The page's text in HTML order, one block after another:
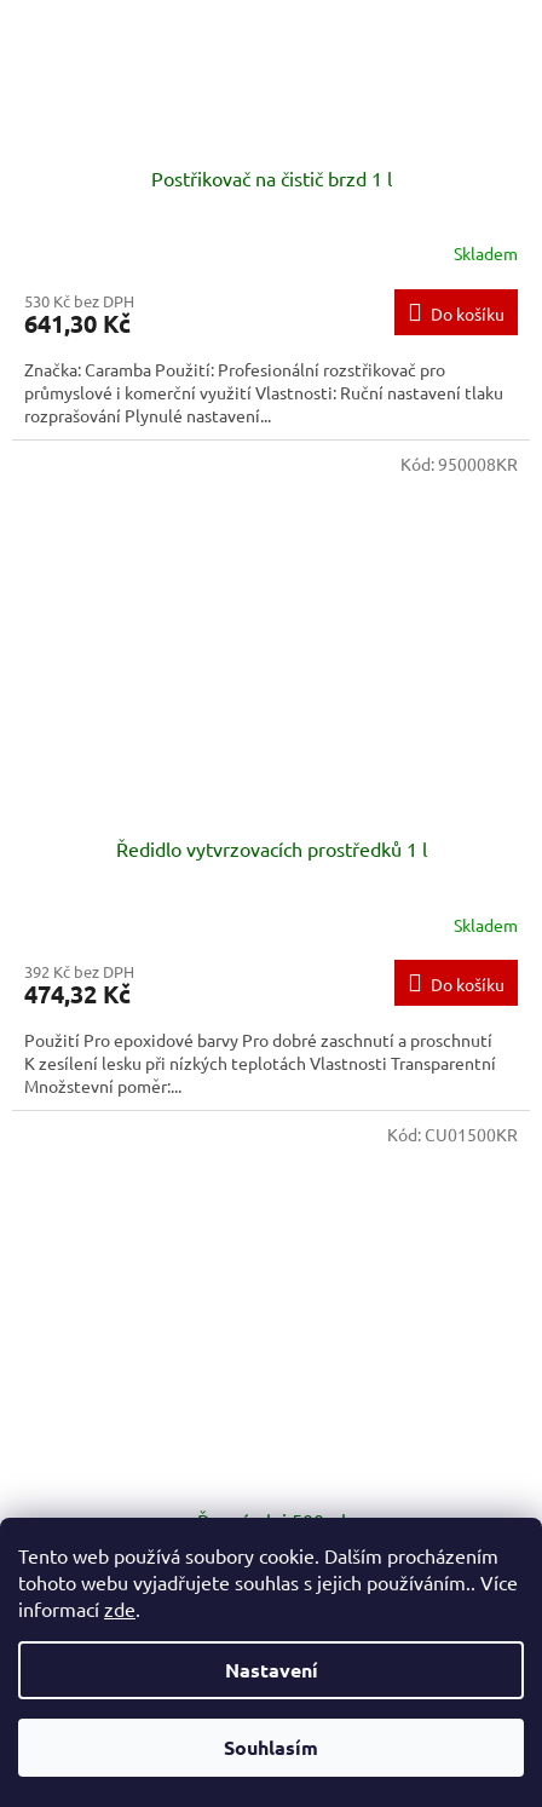
Tento web používá soubory cookie. Dalším procházením
tohoto webu vyjadřujete souhlas s jejich používáním.. Více
informací zde.
Nastavení
Souhlasím
Vážení zákazníci, v případě, že hledáte konkrétní zboží a my jej
nemáme v našem e-shopu, neváhejte nás kontaktovat a my Vám
Postřikovač na čistič brzd 1 l
Skladem
530 Kč bez DPH
641,30 Kč Do košíku
Značka: Caramba Použití: Profesionální rozstřikovač pro
průmyslové i komerční využití Vlastnosti: Ruční nastavení tlaku
rozprašování Plynulé nastavení...
Ředidlo vytvrzovacích prostředků 1 l
Skladem
392 Kč bez DPH
474,32 Kč Do košíku
Použití Pro epoxidové barvy Pro dobré zaschnutí a proschnutí
K zesílení lesku při nízkých teplotách Vlastnosti Transparentní
Množstevní poměr:...
Kód:950008KR
Řezný olej 500ml
Skladem
137,19 Kč bez DPH
trysky Základní tryska Rotace trysky 360° Ano Typ...
Kód: CU01500KR
Kód:SP6103051